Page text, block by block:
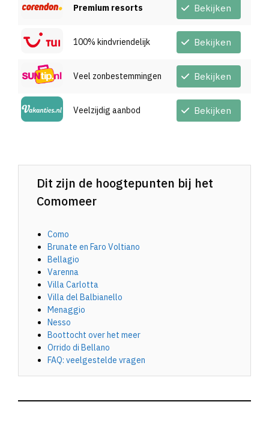
Premium resorts Bekijken
100% kindvriendelijk Bekijken
Veel zonbestemmingen Bekijken
Veelzijdig aanbod Bekijken
Dit zijn de hoogtepunten bij het
Comomeer
Como
Brunate en Faro Voltiano
Bellagio
Varenna
Villa Carlotta
Villa del Balbianello
Menaggio
Nesso
Boottocht over het meer
Orrido di Bellano
FAQ: veelgestelde vragen